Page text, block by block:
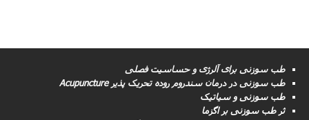
طب سوزنی برای آلرژی و حساسیت فصلی
طب سوزنى در درمان سندروم روده تحریک پذیر Acupuncture
طب سوزنی و سیاتیک
ثر طب سوزنی بر اگزما